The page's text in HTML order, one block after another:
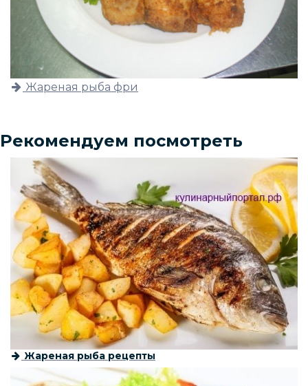
Жареная рыба фри
Рекомендуем посмотреть
Жареная рыба рецепты